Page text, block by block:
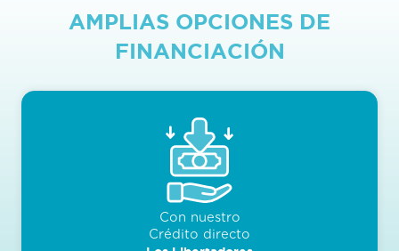
AMPLIAS OPCIONES DE
FINANCIACIÓN
Con nuestro
Crédito directo